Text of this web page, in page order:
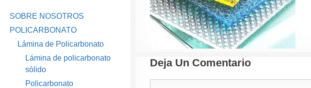
Deja Un Comentario
SOBRE NOSOTROS
POLICARBONATO
Lámina de Policarbonato
Lámina de policarbonato
sólido
Policarbonato